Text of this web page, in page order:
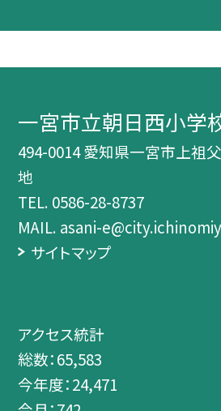
一宮市立朝日西小学
494-0014 愛知県一宮市上祖
地
TEL. 0586-28-8737
MAIL. asani-
サイトマップ
アクセス統計
総数：65,583
今年度：24,471